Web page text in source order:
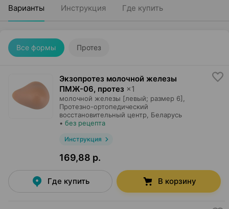
Варианты Инструкция Где купить
Все формы Протез
Экзопротез молочной железы
ПМЖ-06, протез ×1
молочной железы [левый; размер 6],
Протезно-ортопедический
восстановительный центр , Беларусь
• без рецепта
Инструкция
169,88 р.
Где купить В корзину